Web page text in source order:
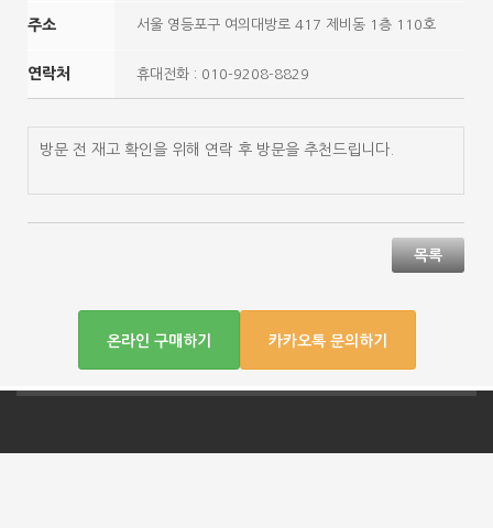
주소 서울 영등포구 여의대방로 417 제비동 1층 110호
연락처 휴대전화 : 010-9208-8829
방문 전 재고 확인을 위해 연락 후 방문을 추천드립니다.
목록
온라인 구매하기 카카오톡 문의하기